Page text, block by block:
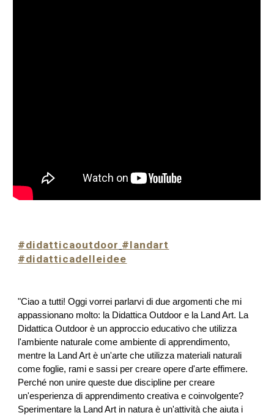
#didatticaoutdoor #landart
#didatticadelleidee
"Ciao a tutti! Oggi vorrei parlarvi di due argomenti che mi
appassionano molto: la Didattica Outdoor e la Land Art. La
Didattica Outdoor è un approccio educativo che utilizza
l'ambiente naturale come ambiente di apprendimento,
mentre la Land Art è un'arte che utilizza materiali naturali
come foglie, rami e sassi per creare opere d'arte effimere.
Perché non unire queste due discipline per creare
un'esperienza di apprendimento creativa e coinvolgente?
Sperimentare la Land Art in natura è un'attività che aiuta i